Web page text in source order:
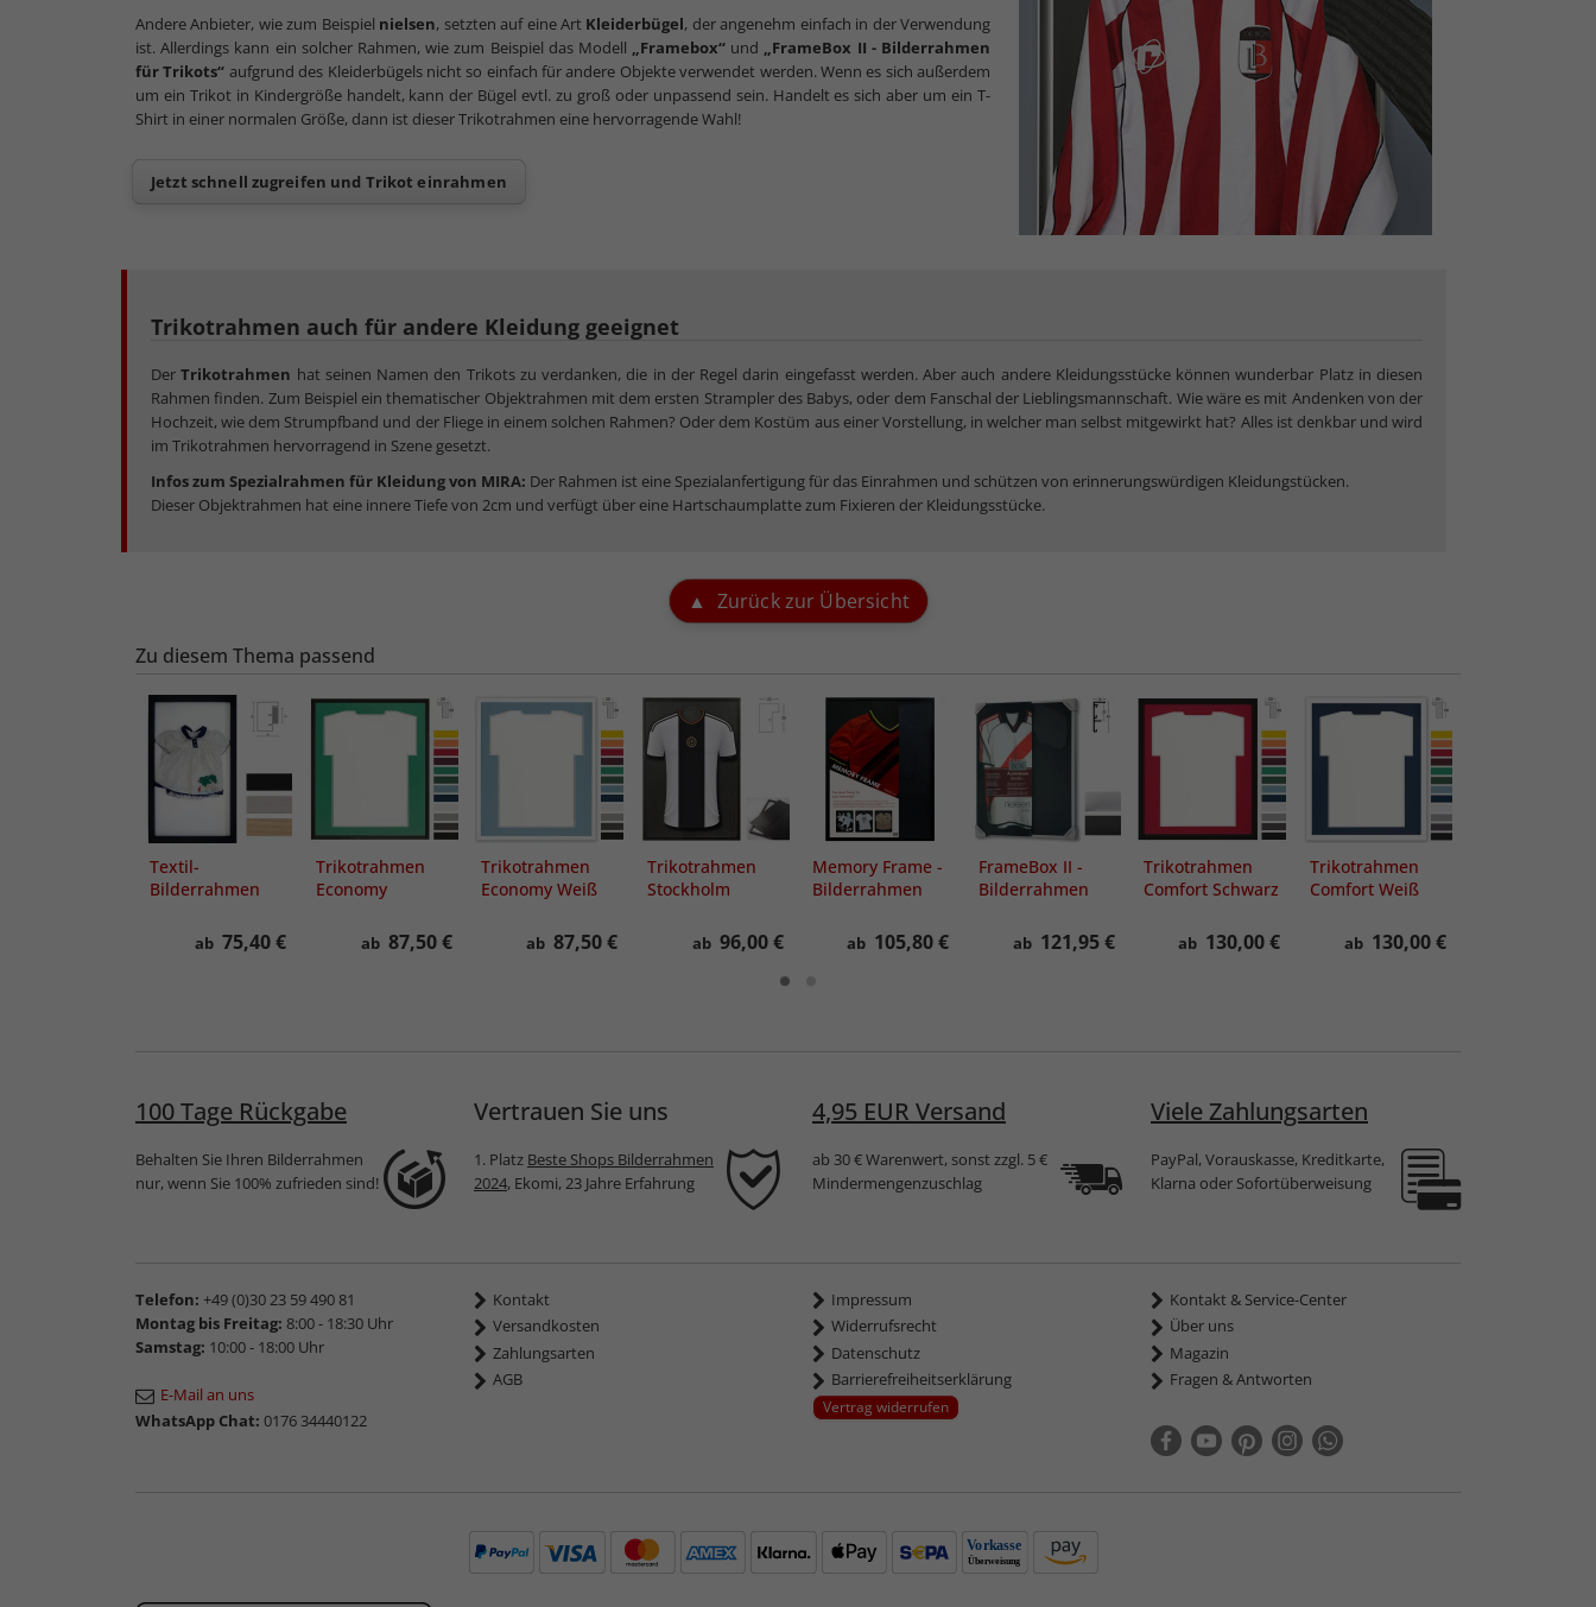
Andere Anbieter, wie zum Beispiel nielsen, setzten auf eine Art Kleiderbügel, der angenehm einfach in der Verwendung
ist. Allerdings kann ein solcher Rahmen, wie zum Beispiel das Modell
„Framebox“ und
„FrameBox II - Bilderrahmen
für Trikots“ aufgrund des Kleiderbügels nicht so einfach für andere Objekte verwendet werden. Wenn es sich außerdem
um ein Trikot in Kindergröße handelt, kann der Bügel evtl. zu groß oder unpassend sein. Handelt es sich aber um ein T-
Shirt in einer normalen Größe, dann ist dieser Trikotrahmen eine hervorragende Wahl!
Jetzt schnell zugreifen und Trikot einrahmen
Trikotrahmen auch für andere Kleidung geeignet
DerTrikotrahmen hat seinen Namen den Trikots zu verdanken, die in der Regel darin eingefasst werden. Aber auch andere Kleidungsstücke können wunderbar Platz in diesen
Rahmen finden. Zum Beispiel ein thematischer Objektrahmen mit dem ersten Strampler des Babys, oder dem Fanschal der Lieblingsmannschaft. Wie wäre es mit Andenken von der
Hochzeit, wie dem Strumpfband und der Fliege in einem solchen Rahmen? Oder dem Kostüm aus einer Vorstellung, in welcher man selbst mitgewirkt hat? Alles ist denkbar und wird
im Trikotrahmen hervorragend in Szene gesetzt.
Infos zum Spezialrahmen für Kleidung von MIRA: Der Rahmen ist eine Spezialanfertigung für das Einrahmen und schützen von erinnerungswürdigen Kleidungstücken.
Dieser Objektrahmen hat eine innere Tiefe von 2cm und verfügt über eine Hartschaumplatte zum Fixieren der Kleidungsstücke.
Zurück zur Übersicht
Zu diesem Thema passend
Textil-
Bilderrahmen
ab 75,40 €
Trikotrahmen
Economy
Passepartout
ab 87,50 €
Trikotrahmen
Economy Weiß
Passepartout
ab 87,50 €
Trikotrahmen
Stockholm
ab 96,00 €
Memory Frame -
Bilderrahmen
Erinnerungsstücke
ab 105,80 €
FrameBox II -
Bilderrahmen
ab 121,95 €
Trikotrahmen
Comfort Schwarz
Passepartout
ab 130,00 €
Trikotrahmen
Comfort Weiß
Passepartout
ab 130,00 €
100 Tage Rückgabe
Behalten Sie Ihren Bilderrahmen
nur, wenn Sie 100% zufrieden sind!
Vertrauen Sie uns
1. Platz Beste Shops Bilderrahmen
2024, Ekomi, 23 Jahre Erfahrung
4,95 EUR Versand
ab 30 € Warenwert, sonst zzgl. 5 €
Mindermengenzuschlag
Viele Zahlungsarten
PayPal, Vorauskasse, Kreditkarte,
Klarna oder Sofortüberweisung
Telefon: +49 (0)30 23 59 490 81
Montag bis Freitag: 8:00 - 18:30 Uhr
Samstag: 10:00 - 18:00 Uhr
E-Mail an uns
WhatsApp Chat: 0176 34440122
Kontakt
Versandkosten
Zahlungsarten
AGB
Impressum
Widerrufsrecht
Datenschutz
Barrierefreiheitserklärung
Vertrag widerrufen
Kontakt & Service-Center
Über uns
Magazin
Fragen & Antworten